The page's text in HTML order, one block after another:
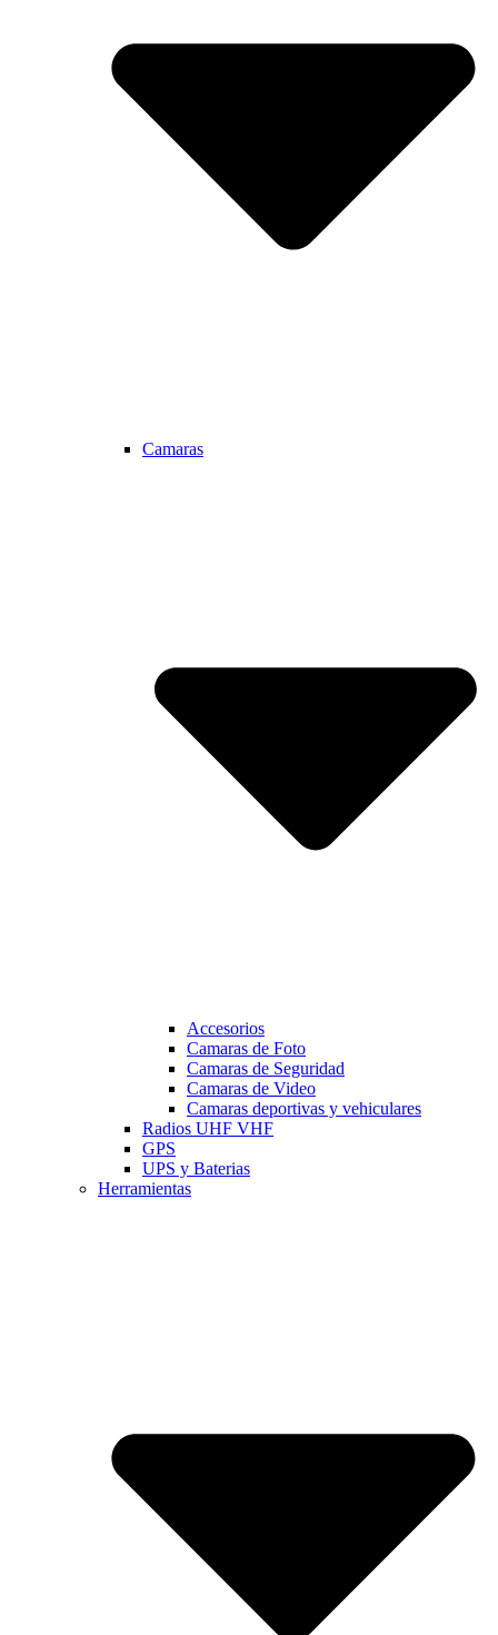
Camaras
Accesorios
Camaras de Foto
Camaras de Seguridad
Camaras de Video
Camaras deportivas y vehiculares
Radios UHF VHF
GPS
UPS y Baterias
Herramientas